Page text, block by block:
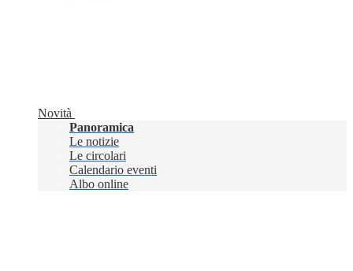
Novità
Panoramica
Le notizie
Le circolari
Calendario eventi
Albo online